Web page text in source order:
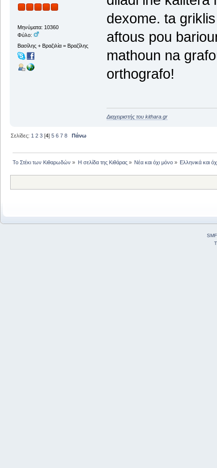
Μηνύματα: 10360
Φύλο:
Βασίλης + Βραζιλία = Βραζίλης
dexome. ta
aftous pou
mathoun na
orthografo!
Διαχειριστής του kithara.gr
Σελίδες: 1 2 3 [4]5 6 7 8 Πάνω
Το Στέκι των Κιθαρωδών » Η σελίδα της Κιθάρας» Νέα και όχι μόνο» Ελληνικά και